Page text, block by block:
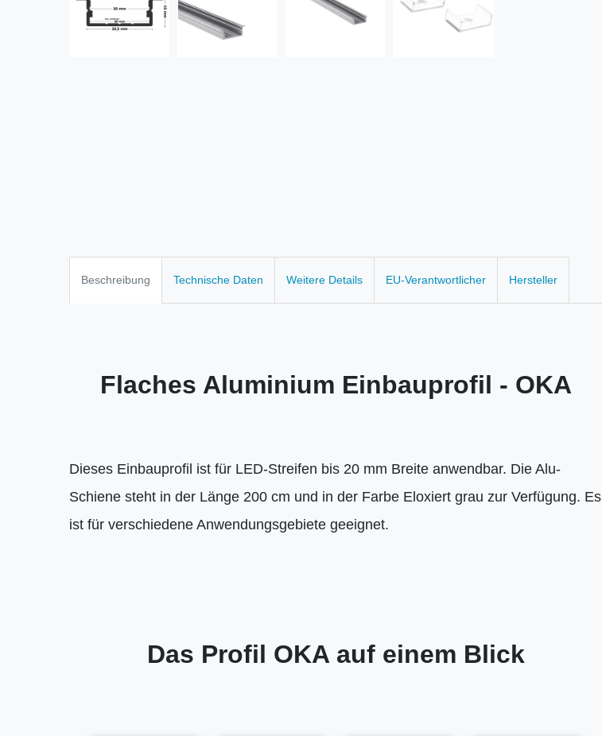
Beschreibung Technische Daten Weitere Details EU-Verantwortlicher Hersteller
Flaches Aluminium Einbauprofil - OKA
Dieses Einbauprofil ist für LED-Streifen bis 20 mm Breite anwendbar. Die Alu-
Schiene steht in der Länge 200 cm und in der Farbe Eloxiert grau zur Verfügung. Es
ist für verschiedene Anwendungsgebiete geeignet.
Das Profil OKA auf einem Blick